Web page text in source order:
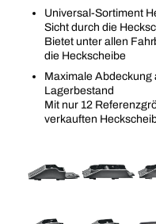
Universal-Sortiment
Sicht durch die
Bietet unter allen
die Heckscheibe
Maximale Abdeckung
Lagerbestand
Mit nur 12
verkauften